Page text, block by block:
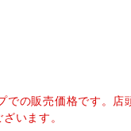
での販売価格です。店
います。